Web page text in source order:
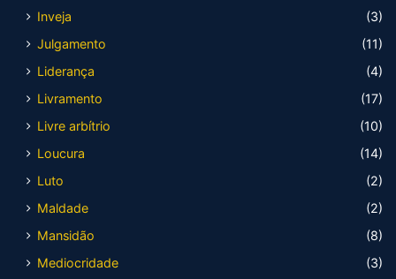
Inveja
(3)
Julgamento
(11)
Liderança
(4)
Livramento
(17)
Livre arbítrio
(10)
Loucura
(14)
Luto
(2)
Maldade
(2)
Mansidão
(8)
Mediocridade
(3)